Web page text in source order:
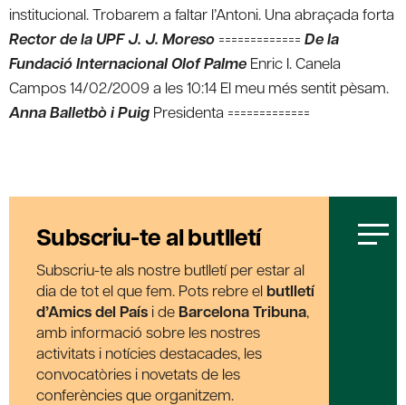
institucional. Trobarem a faltar l’Antoni. Una abraçada forta
Rector de la UPF J. J. Moreso ============= De la
Fundació Internacional Olof Palme Enric I. Canela
Campos 14/02/2009 a les 10:14 El meu més sentit pèsam.
Anna Balletbò i Puig Presidenta =============
Subscriu-te al butlletí
Subscriu-te als nostre butlletí per estar al
dia de tot el que fem. Pots rebre el butlletí
d’Amics del País i de Barcelona Tribuna,
amb informació sobre les nostres
activitats i notícies destacades, les
convocatòries i novetats de les
conferències que organitzem.